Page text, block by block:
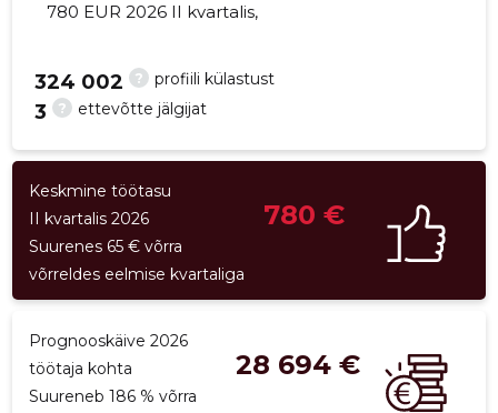
780 EUR 2026 II kvartalis,
? profiili külastust
324 002
? ettevõtte jälgijat
3
Keskmine töötasu
II kvartalis 2026
780 €
Suurenes 65 € võrra
võrreldes eelmise kvartaliga
Prognooskäive 2026
töötaja kohta
28 694 €
Suureneb 186 % võrra